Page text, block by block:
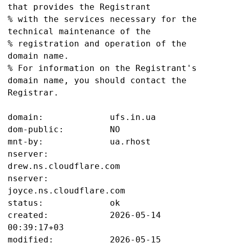
that provides the Registrant
% with the services necessary for the
technical maintenance of the
% registration and operation of the
domain name.
% For information on the Registrant's
domain name, you should contact the
Registrar.
domain:             ufs.in.ua
dom-public:         NO
mnt-by:             ua.rhost
nserver:
drew.ns.cloudflare.com
nserver:
joyce.ns.cloudflare.com
status:             ok
created:            2026-05-14
00:39:17+03
modified:           2026-05-15